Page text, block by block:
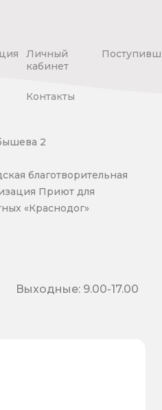
Личный
кабинет
Контакты
2
благотворительная
Приют для
«Краснодог»
Выходные: 9.00-17.00